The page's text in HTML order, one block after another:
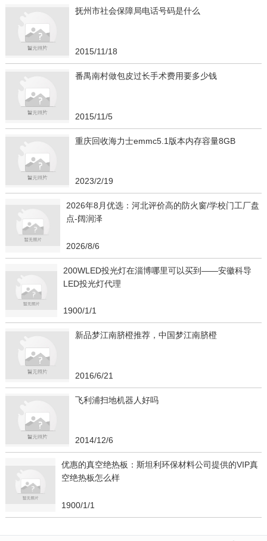
抚州市社会保障局电话号码是什么
2015/11/18
番禺南村做包皮过长手术费用要多少钱
2015/11/5
重庆回收海力士emmc5.1版本内存容量8GB
2023/2/19
2026年8月优选：河北评价高的防火窗/学校门工厂盘
点-阔润泽
2026/8/6
200WLED投光灯在淄博哪里可以买到——安徽科导
LED投光灯代理
1900/1/1
新品梦江南脐橙推荐，中国梦江南脐橙
2016/6/21
飞利浦扫地机器人好吗
2014/12/6
优惠的真空绝热板：斯坦利环保材料公司提供的VIP真
空绝热板怎么样
1900/1/1